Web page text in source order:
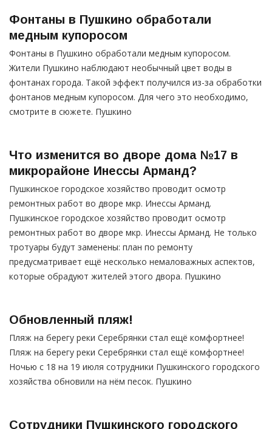
Фонтаны в Пушкино обработали
медным купоросом
Фонтаны в Пушкино обработали медным купоросом.
Жители Пушкино наблюдают необычный цвет воды в
фонтанах города. Такой эффект получился из-за обработки
фонтанов медным купоросом. Для чего это необходимо,
смотрите в сюжете. Пушкино
Что изменится во дворе дома №17 в
микрорайоне Инессы Арманд?
Пушкинское городское хозяйство проводит осмотр
ремонтных работ во дворе мкр. Инессы Арманд.
Пушкинское городское хозяйство проводит осмотр
ремонтных работ во дворе мкр. Инессы Арманд. Не только
тротуары будут заменены: план по ремонту
предусматривает ещё несколько немаловажных аспектов,
которые обрадуют жителей этого двора. Пушкино
Обновленный пляж!
Пляж на берегу реки Серебрянки стал ещё комфортнее!
Пляж на берегу реки Серебрянки стал ещё комфортнее!
Ночью с 18 на 19 июля сотрудники Пушкинского городского
хозяйства обновили на нём песок. Пушкино
Сотрудники Пушкинского городского